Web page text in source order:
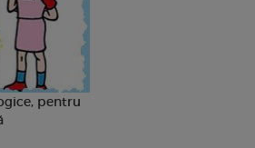
pentru